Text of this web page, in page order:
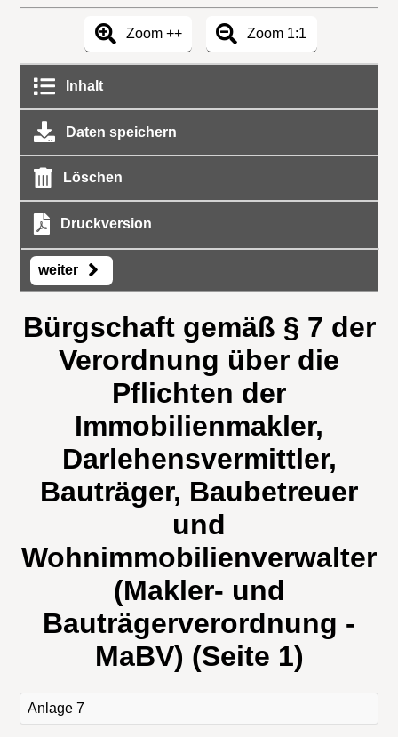
Zoom ++ Zoom 1:1
Inhalt
Daten speichern
Löschen
Druckversion
weiter
Bürgschaft gemäß § 7 der
Verordnung über die
Pflichten der
Immobilienmakler,
Darlehensvermittler,
Bauträger, Baubetreuer
und
Wohnimmobilienverwalter
(Makler- und
Bauträgerverordnung -
MaBV) (Seite 1)
Anlage 7